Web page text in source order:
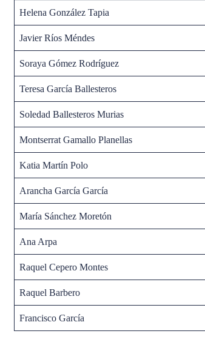
Helena González Tapia
Javier Ríos Méndes
Soraya Gómez Rodríguez
Teresa García Ballesteros
Soledad Ballesteros Murias
Montserrat Gamallo Planellas
Katia Martín Polo
Arancha García García
María Sánchez Moretón
Ana Arpa
Raquel Cepero Montes
Raquel Barbero
Francisco García